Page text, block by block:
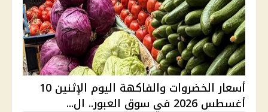
أسعار الخضروات والفاكهة اليوم الإثنين 10
أغسطس 2026 في سوق العبور.. ال...